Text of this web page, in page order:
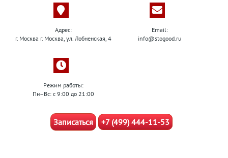
Адрес:
г. Москва г. Москва, ул. Лобненская, 4
Email:
info@stogood.ru
Режим работы:
Пн–Вс: с 9:00 до 21:00
Записаться +7 (499) 444-11-53